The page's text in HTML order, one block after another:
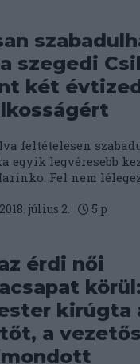
szegedi
két
feltételesen
legvéresebb
Fel nem
2018. július 2. 5 p
érdi női
kirúgta
a